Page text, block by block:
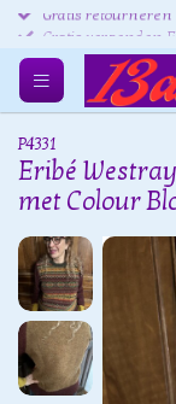
Gratis retourneren
P4331
Eribé
met Colour